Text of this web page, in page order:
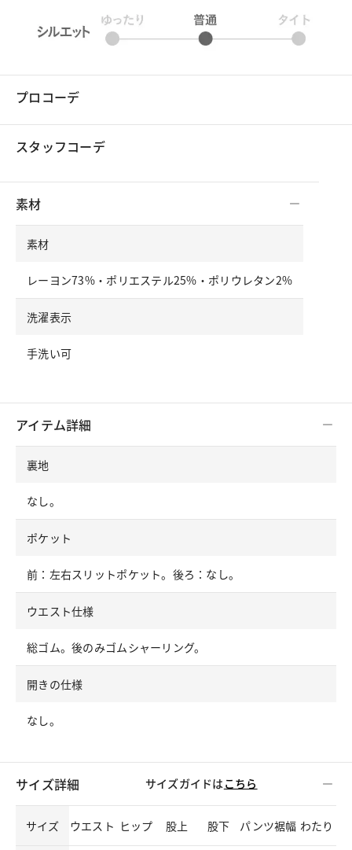
プロコーデ
スタッフコーデ
素材
素材
レーヨン73%・ポリエステル25%・ポリウレタン2%
洗濯表示
手洗い可
アイテム詳細
裏地
なし。
ポケット
前：左右スリットポケット。後ろ：なし。
ウエスト仕様
総ゴム。後のみゴムシャーリング。
開きの仕様
なし。
サイズ詳細 サイズガイドはこちら
サイズ ウエスト ヒップ 股上 股下 パンツ裾幅 わたり